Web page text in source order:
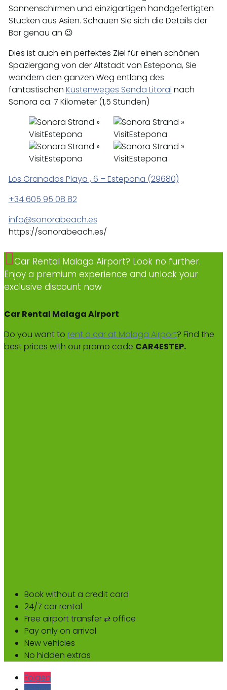
Sonnenschirmen und einzigartigen handgefertigten
Stücken aus Asien. Schauen Sie sich die Details der
Bar genau an 😉
Dies ist auch ein perfektes Ziel für einen schönen
Spaziergang von der Altstadt von Estepona, Sie
wandern den ganzen Weg entlang des
fantastischen Küstenweges Senda Litoral nach
Sonora ca. 7 Kilometer (1,5 Stunden)
Los Granados Playa , 6 – Estepona (29680)
+34 605 95 08 82
info@sonorabeach.es
https://sonorabeach.es/
Car Rental Malaga Airport? Look no further.
Enjoy a premium experience and unlock your
exclusive discount now
Car Rental Malaga Airport
Do you want to rent a car at Malaga Airport? Find the
best prices with our promo code CAR4ESTEP.
Book without a credit card
24/7 car rental
Free airport transfer ⇄ office
Pay only on arrival
New vehicles
No hidden extras
Folgen